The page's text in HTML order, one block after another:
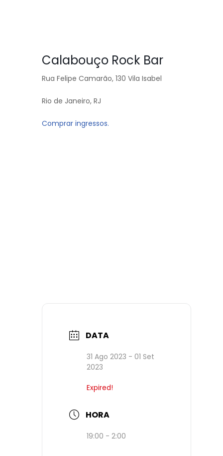
Calabouço Rock Bar
Rua Felipe Camarão, 130 Vila Isabel
Rio de Janeiro, RJ
Comprar ingressos.
DATA
31 Ago 2023 - 01 Set
2023
Expired!
HORA
19:00 - 2:00